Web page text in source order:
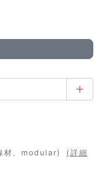
材、modular)
(詳細